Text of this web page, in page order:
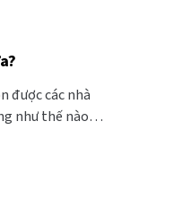
được các nhà
như thế nào và